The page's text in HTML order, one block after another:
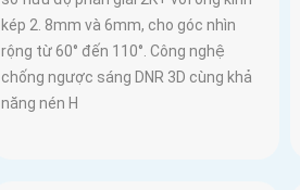
kép 2. 8mm và 6mm, cho góc nhìn
rộng từ 60° đến 110°. Công nghệ
chống ngược sáng DNR 3D cùng khả
năng nén H